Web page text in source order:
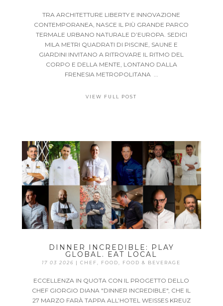
TRA ARCHITETTURE LIBERTY E INNOVAZIONE
CONTEMPORANEA, NASCE IL PIÙ GRANDE PARCO
TERMALE URBANO NATURALE D’EUROPA. SEDICI
MILA METRI QUADRATI DI PISCINE, SAUNE E
GIARDINI INVITANO A RITROVARE IL RITMO DEL
CORPO E DELLA MENTE, LONTANO DALLA
FRENESIA METROPOLITANA ...
VIEW FULL POST
DINNER INCREDIBLE: PLAY
GLOBAL. EAT LOCAL
17 03 2026 |CHEF FOOD FOOD & BEVERAGE
ECCELLENZA IN QUOTA CON IL PROGETTO DELLO
CHEF GIORGIO DIANA "DINNER INCREDIBLE", CHE IL
27 MARZO FARÀ TAPPA ALL’HOTEL WEISSES KREUZ